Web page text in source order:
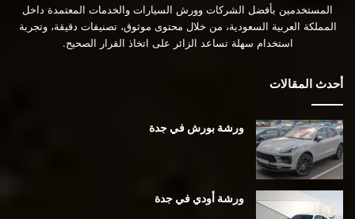
المستخدمين بأفضل الشركات وورش السيارات والخدمات المعتمدة داخل
المملكة العربية السعودية، من خلال محتوى موثوق، تصنيفات دقيقة، وتجربة
استخدام سهلة تساعد الزائر على اتخاذ القرار الصحيح.
أحدث المقالات
ورشة بورش في جدة
ورشة أودي في جدة